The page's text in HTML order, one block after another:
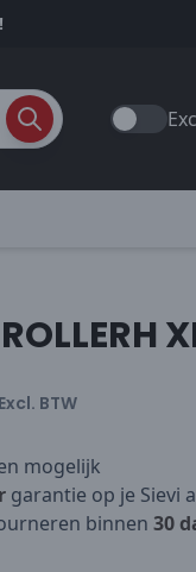
Excl. BTW
mogelijk
garantie op je Sievi
binnen 30